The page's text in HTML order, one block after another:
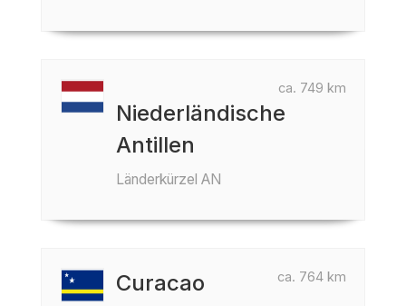
ca. 749 km
Niederländische
Antillen
Länderkürzel AN
ca. 764 km
Curacao